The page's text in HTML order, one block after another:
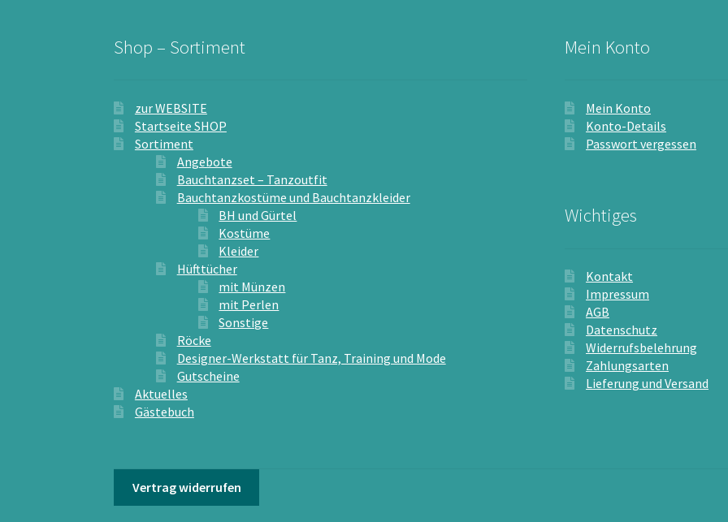
Shop – Sortiment
zur WEBSITE
Startseite SHOP
Sortiment
Angebote
Bauchtanzset – Tanzoutfit
Bauchtanzkostüme und Bauchtanzkleider
BH und Gürtel
Kostüme
Kleider
Hüfttücher
mit Münzen
mit Perlen
Sonstige
Röcke
Designer-Werkstatt für Tanz, Training und Mode
Gutscheine
Aktuelles
Gästebuch
Mein Konto
Mein Konto
Konto-Details
Passwort vergessen
Wichtiges
Kontakt
Impressum
AGB
Datenschutz
Widerrufsbelehrung
Zahlungsarten
Lieferung und Versand
Vertrag widerrufen